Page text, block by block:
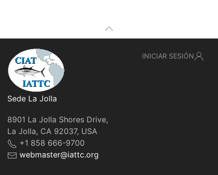
Sede La Jolla
8901 La Jolla Shores Drive,
La Jolla, CA 92037, USA
+1 858 666-9700
webmaster@iattc.org
INICIAR SESIÓN